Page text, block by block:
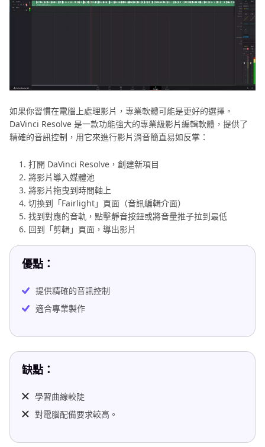
如果你習慣在電腦上處理影片，專業軟體可能是更好的選擇。
DaVinci Resolve 是一款功能強大的專業級影片編輯軟體，提供了
精確的音訊控制，用它來進行影片消音簡直易如反掌：
打開 DaVinci Resolve，創建新項目
將影片導入媒體池
將影片拖曳到時間軸上
切換到「Fairlight」頁面（音訊編輯介面）
找到對應的音軌，點擊靜音按鈕或將音量推子拉到最低
回到「剪輯」頁面，導出影片
優點：
提供精確的音訊控制
適合專業製作
缺點：
學習曲線較陡
對電腦配備要求較高。